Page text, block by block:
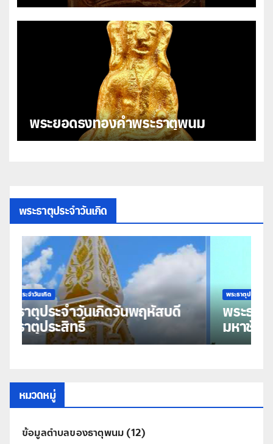
พระยอดธงทองคำพระธาตุพนม
พระธาตุประจำวันเกิด
พระธาตุประจำวันเกิด
พระธาตุประจำวันเกิดวันพุธ พระธาตุ
มหาชัย
หมวดหมู่
ข้อมูลตำบลของธาตุพนม (12)